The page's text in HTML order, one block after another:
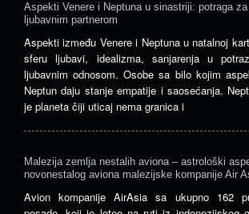
Aspekti Venere i Neptuna u sinastriji: potraga
ljubavnim partnerom
Aspekti između Venere i Neptuna u natalnoj
sferu ljubavi, idealizma, sanjarenja u
ljubavnim odnosom. Osobe sa bilo kojim
Neptun daju stanje empatije i saosećanja.
je planeta čiji uticaj nema granica i
Malezija zemlja nestalih aviona – astrološki
novonestalog aviona malezijske kompanije Air
Avion kompanije AirAsia sa ukupno 162